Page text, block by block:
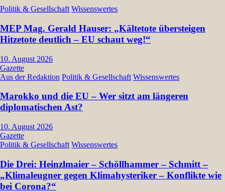
Politik & Gesellschaft Wissenswertes
MEP Mag. Gerald Hauser: „Kältetote übersteigen
Hitzetote deutlich – EU schaut weg!“
10. August 2026
Gazette
Aus der Redaktion Politik & Gesellschaft Wissenswertes
Marokko und die EU – Wer sitzt am längeren
diplomatischen Ast?
10. August 2026
Gazette
Politik & Gesellschaft Wissenswertes
Die Drei: Heinzlmaier – Schöllhammer – Schmitt –
„Klimaleugner gegen Klimahysteriker – Konflikte wie
bei Corona?“